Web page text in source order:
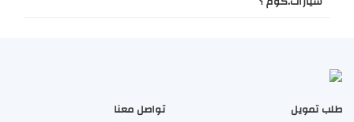
طلب تمويل تواصل معنا